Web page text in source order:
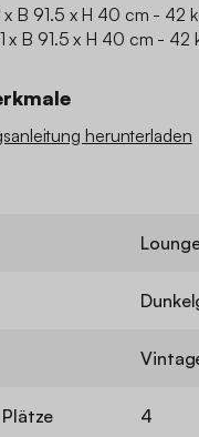
x B 91.5 x H 40 cm - 42
x B 91.5 x H 40 cm - 42
herunterladen
4